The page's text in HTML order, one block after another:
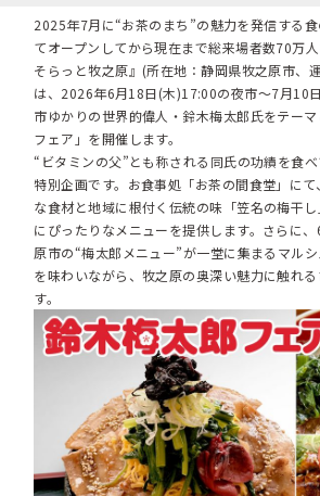
2025年7月に“お茶のまち”の魅力を発信する
てオープンしてから現在まで総来場者数70万
そらっと牧之原』(所在地：静岡県牧之原市、
は、2026年6月18日(木)17:00の夜市～7月10
市ゆかりの世界的偉人・鈴木梅太郎氏をテー
フェア」を開催します。
“ビタミンの父”とも称される同氏の功績を食
特別企画です。お食事処「お茶の間食堂」に
な食材と地域に根付く伝統の味「笠名の梅干
にぴったりなメニューを提供します。さらに
原市の“梅太郎メニュー”が一堂に集まるマル
を味わいながら、牧之原の奥深い魅力に触れ
す。